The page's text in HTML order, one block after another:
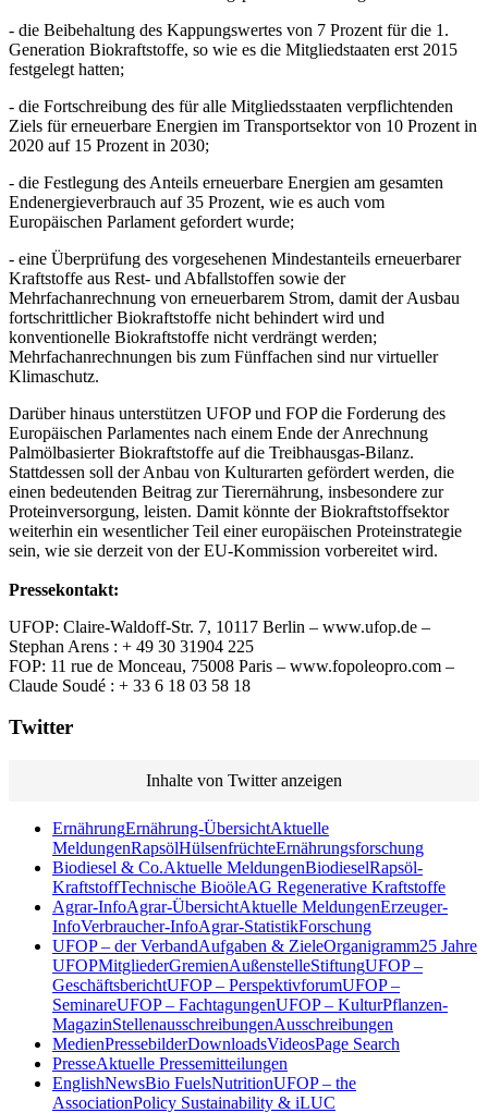
- die Beibehaltung des Kappungswertes von 7 Prozent für die 1.
Generation Biokraftstoffe, so wie es die Mitgliedstaaten erst 2015
festgelegt hatten;
- die Fortschreibung des für alle Mitgliedsstaaten verpflichtenden
Ziels für erneuerbare Energien im Transportsektor von 10 Prozent in
2020 auf 15 Prozent in 2030;
- die Festlegung des Anteils erneuerbare Energien am gesamten
Endenergieverbrauch auf 35 Prozent, wie es auch vom
Europäischen Parlament gefordert wurde;
- eine Überprüfung des vorgesehenen Mindestanteils erneuerbarer
Kraftstoffe aus Rest- und Abfallstoffen sowie der
Mehrfachanrechnung von erneuerbarem Strom, damit der Ausbau
fortschrittlicher Biokraftstoffe nicht behindert wird und
konventionelle Biokraftstoffe nicht verdrängt werden;
Mehrfachanrechnungen bis zum Fünffachen sind nur virtueller
Klimaschutz.
Darüber hinaus unterstützen UFOP und FOP die Forderung des
Europäischen Parlamentes nach einem Ende der Anrechnung
Palmölbasierter Biokraftstoffe auf die Treibhausgas-Bilanz.
Stattdessen soll der Anbau von Kulturarten gefördert werden, die
einen bedeutenden Beitrag zur Tierernährung, insbesondere zur
Proteinversorgung, leisten. Damit könnte der Biokraftstoffsektor
weiterhin ein wesentlicher Teil einer europäischen Proteinstrategie
sein, wie sie derzeit von der EU-Kommission vorbereitet wird.
Pressekontakt:
UFOP: Claire-Waldoff-Str. 7, 10117 Berlin – www.ufop.de –
Stephan Arens : + 49 30 31904 225
FOP: 11 rue de Monceau, 75008 Paris – www.fopoleopro.com –
Claude Soudé : + 33 6 18 03 58 18
Twitter
Inhalte von Twitter anzeigen
ErnährungErnährung-ÜbersichtAktuelle
MeldungenRapsölHülsenfrüchteErnährungsforschung
Biodiesel & Co.Aktuelle MeldungenBiodieselRapsöl-
KraftstoffTechnische BioöleAG Regenerative Kraftstoffe
Agrar-InfoAgrar-ÜbersichtAktuelle MeldungenErzeuger-
InfoVerbraucher-InfoAgrar-StatistikForschung
UFOP – der VerbandAufgaben & ZieleOrganigramm25 Jahre
UFOPMitgliederGremienAußenstelleStiftungUFOP –
GeschäftsberichtUFOP – PerspektivforumUFOP –
SeminareUFOP – FachtagungenUFOP – KulturPflanzen-
MagazinStellenausschreibungenAusschreibungen
MedienPressebilderDownloadsVideosPage Search
PresseAktuelle Pressemitteilungen
EnglishNewsBio FuelsNutritionUFOP – the
AssociationPolicy Sustainability & iLUC